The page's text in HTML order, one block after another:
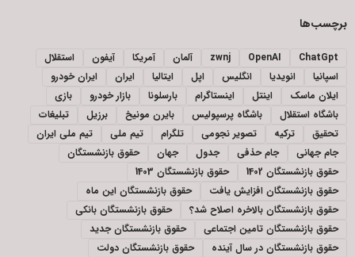
برچسب‌ها
ChatGpt
OpenAI
zwnj آلمان آمریکا آیفون
استقلال
اسپانیا
انویدیا انگلیس اپل ایتالیا ایران
ایران خودرو
ایلان ماسک
اینتل اینستاگرام بارسلونا بازار خودرو
بازی
باشگاه استقلال
باشگاه پرسپولیس بایرن مونیخ برزیل
تبلیغات
تحقیق
ترکیه تصویر نجومی تلگرام تیم ملی
تیم ملی ایران
جام جهانی
جام حذفی جدول جهان
حقوق بازنشستگان
حقوق بازنشستگان 1402
حقوق بازنشستگان 1403
حقوق بازنشستگان افزایش یافت
حقوق بازنشستگان این ماه
حقوق بازنشستگان بالاخره اصلاح شد؟
حقوق بازنشستگان بانکی
حقوق بازنشستگان تامین اجتماعی
حقوق بازنشستگان جدید
حقوق بازنشستگان در سال آینده
حقوق بازنشستگان دولت